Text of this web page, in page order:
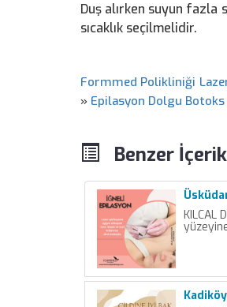
Duş alırken suyun fazla
sıcaklık seçilmelidir.
Formmed Polikliniği
» Epilasyon Dolgu Botoks
Benzer
KILCAL